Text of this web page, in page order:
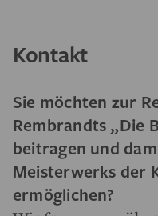
Kontakt
Sie möchten zur
Rembrandts „Die
beitragen und
Meisterwerks der
ermöglichen?